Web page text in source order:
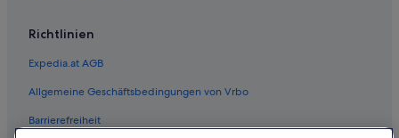
Wohnungen in Philadelphia
Richtlinien
Expedia.at AGB
Allgemeine Geschäftsbedingungen von Vrbo
Barrierefreiheit